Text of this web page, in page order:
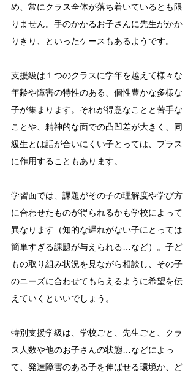
め、常にクラス全体が落ち着いているとも限
りません。手のかかるお子さんに先生がかか
りきり、といったケースもあるようです。
支援級は１つのクラスに学年を越えて様々な
年齢や障害の特性のある、個性豊かな多様な
子が集まります。それが得意なことと苦手な
ことや、精神的な面での凸凹差が大きく、同
級生とは話が合いにくい子とっては、プラス
に作用することもあります。
学習面では、課題がその子の理解度や学び方
に合わせたものが得られるかも学校によって
異なります（知的な遅れがない子にとっては
簡単すぎる課題が与えられる…など）。子ど
もの取り組み状況を見ながら相談し、その子
のニーズに合わせてもらえるように希望を伝
えていくといいでしょう。
特別支援学級は、学校ごと、先生ごと、クラ
ス人数や他のお子さんの状態…などによっ
て、発達障害のある子を伸ばせる環境か、ど